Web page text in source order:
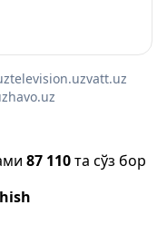
television.uzvatt.uz
havo.uz
87 110та сўз бор